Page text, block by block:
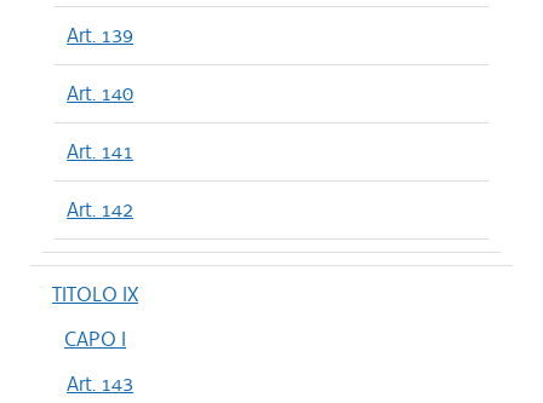
Art. 139
Art. 140
Art. 141
Art. 142
TITOLO IX
CAPO I
Art. 143